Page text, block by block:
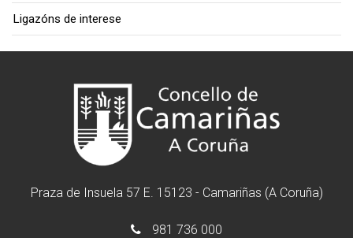
Ligazóns de interese
Praza de Insuela 57 E. 15123 - Camariñas (A Coruña)
981 736 000